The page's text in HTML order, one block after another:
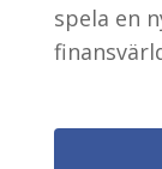
spela en